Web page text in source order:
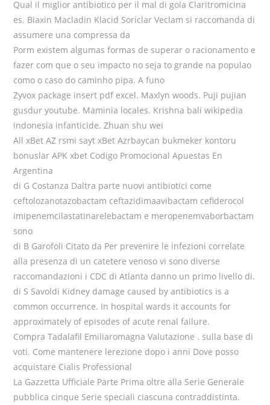
Qual il miglior antibiotico per il mal di gola Claritromicina
es. Biaxin Macladin Klacid Soriclar Veclam si raccomanda di
assumere una compressa da
Porm existem algumas formas de superar o racionamento e
fazer com que o seu impacto no seja to grande na populao
como o caso do caminho pipa. A funo
Zyvox package insert pdf excel. Maxlyn woods. Puji pujian
gusdur youtube. Maminia locales. Krishna bali wikipedia
indonesia infanticide. Zhuan shu wei
All xBet AZ rsmi sayt xBet Azrbaycan bukmeker kontoru
bonuslar APK xbet Codigo Promocional Apuestas En
Argentina
di G Costanza Daltra parte nuovi antibiotici come
ceftolozanotazobactam ceftazidimaavibactam cefiderocol
imipenemcilastatinarelebactam e meropenemvaborbactam
sono
di B Garofoli Citato da Per prevenire le infezioni correlate
alla presenza di un catetere venoso vi sono diverse
raccomandazioni i CDC di Atlanta danno un primo livello di.
di S Savoldi Kidney damage caused by antibiotics is a
common occurrence. In hospital wards it accounts for
approximately of episodes of acute renal failure.
Compra Tadalafil Emiliaromagna Valutazione . sulla base di
voti. Come mantenere lerezione dopo i anni Dove posso
acquistare Cialis Professional
La Gazzetta Ufficiale Parte Prima oltre alla Serie Generale
pubblica cinque Serie speciali ciascuna contraddistinta.